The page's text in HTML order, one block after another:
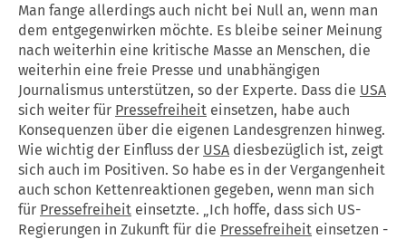
Man fange allerdings auch nicht bei Null an, wenn man
dem entgegenwirken möchte. Es bleibe seiner Meinung
nach weiterhin eine kritische Masse an Menschen, die
weiterhin eine freie Presse und unabhängigen
Journalismus unterstützen, so der Experte. Dass die USA
sich weiter für Pressefreiheit einsetzen, habe auch
Konsequenzen über die eigenen Landesgrenzen hinweg.
Wie wichtig der Einfluss der USA diesbezüglich ist, zeigt
sich auch im Positiven. So habe es in der Vergangenheit
auch schon Kettenreaktionen gegeben, wenn man sich
für Pressefreiheit einsetzte. „Ich hoffe, dass sich US-
Regierungen in Zukunft für die Pressefreiheit einsetzen -